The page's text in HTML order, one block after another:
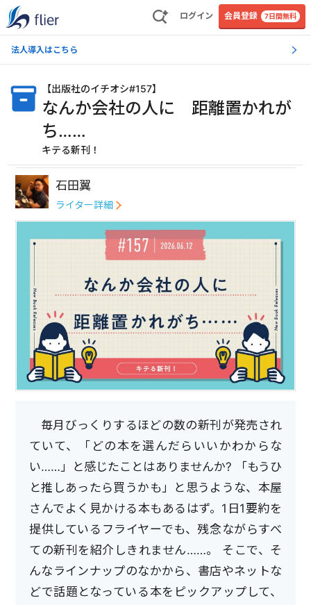
ログイン 会員登録 7日間無料
法人導入はこちら
【出版社のイチオシ#157】
なんか会社の人に 距離置かれが
ち……
キテる新刊！
石田翼
ライター詳細
毎月びっくりするほどの数の新刊が発売され
ていて、「どの本を選んだらいいかわからな
い……」と感じたことはありませんか? 「もうひ
と推しあったら買うかも」と思うような、本屋
さんでよく見かける本もあるはず。1日1要約を
提供しているフライヤーでも、残念ながらすべ
ての新刊を紹介しきれません……。 そこで、そ
んなラインナップのなかから、書店やネットな
どで話題となっている本をピックアップして、